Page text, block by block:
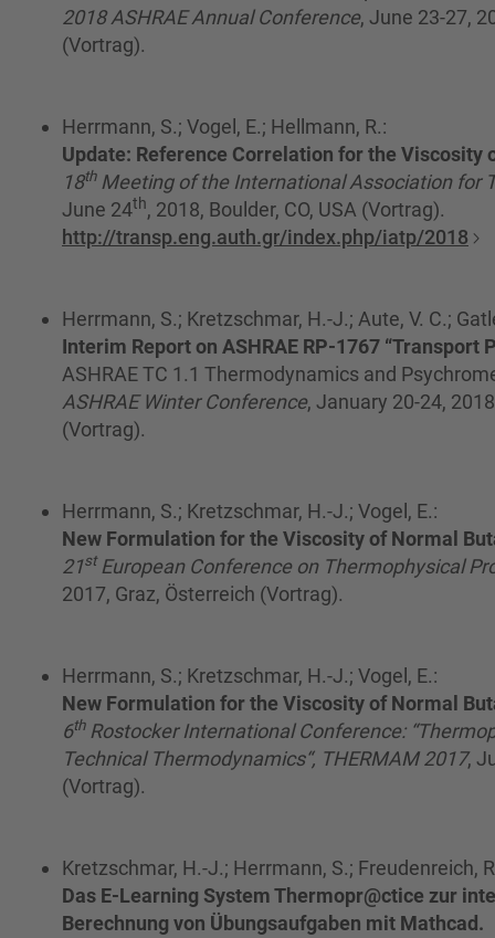
2018 ASHRAE Annual Conference, June 23-27,
(Vortrag).
Herrmann, S.; Vogel, E.; Hellmann, R.:
Update: Reference Correlation for the Viscosity
18thMeeting of the International Association for
June 24th, 2018, Boulder, CO, USA (Vortrag).
http://transp.eng.auth.gr/index.php/iatp/2018
Herrmann, S.; Kretzschmar, H.-J.; Aute, V. C.;
Interim Report on ASHRAE RP-1767 “Transport
ASHRAE TC 1.1 Thermodynamics and
ASHRAE Winter Conference, January 20-24,
(Vortrag).
Herrmann, S.; Kretzschmar, H.-J.; Vogel, E.:
New Formulation for the Viscosity of Normal
21stEuropean Conference on Thermophysical
2017, Graz, Österreich (Vortrag).
Herrmann, S.; Kretzschmar, H.-J.; Vogel, E.:
New Formulation for the Viscosity of Normal
6thRostocker International Conference:
Technical Thermodynamics“, THERMAM 2017,
(Vortrag).
Kretzschmar, H.-J.; Herrmann, S.; Freudenreich,
Das E-Learning System Thermopr@ctice zur
Berechnung von Übungsaufgaben mit Mathcad.